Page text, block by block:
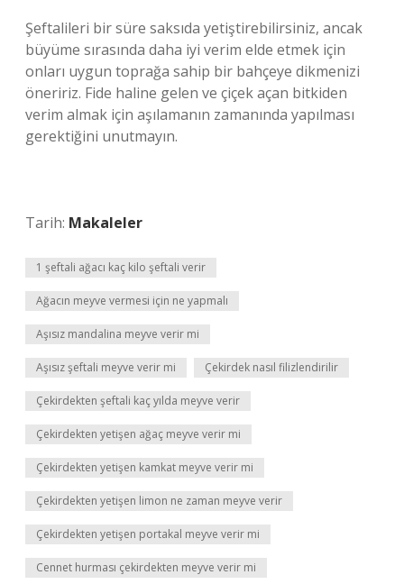
Şeftalileri bir süre saksıda yetiştirebilirsiniz, ancak
büyüme sırasında daha iyi verim elde etmek için
onları uygun toprağa sahip bir bahçeye dikmenizi
öneririz. Fide haline gelen ve çiçek açan bitkiden
verim almak için aşılamanın zamanında yapılması
gerektiğini unutmayın.
Tarih: Makaleler
1 şeftali ağacı kaç kilo şeftali verir
Ağacın meyve vermesi için ne yapmalı
Aşısız mandalina meyve verir mi
Aşısız şeftali meyve verir mi Çekirdek nasıl filizlendirilir
Çekirdekten şeftali kaç yılda meyve verir
Çekirdekten yetişen ağaç meyve verir mi
Çekirdekten yetişen kamkat meyve verir mi
Çekirdekten yetişen limon ne zaman meyve verir
Çekirdekten yetişen portakal meyve verir mi
Cennet hurması çekirdekten meyve verir mi